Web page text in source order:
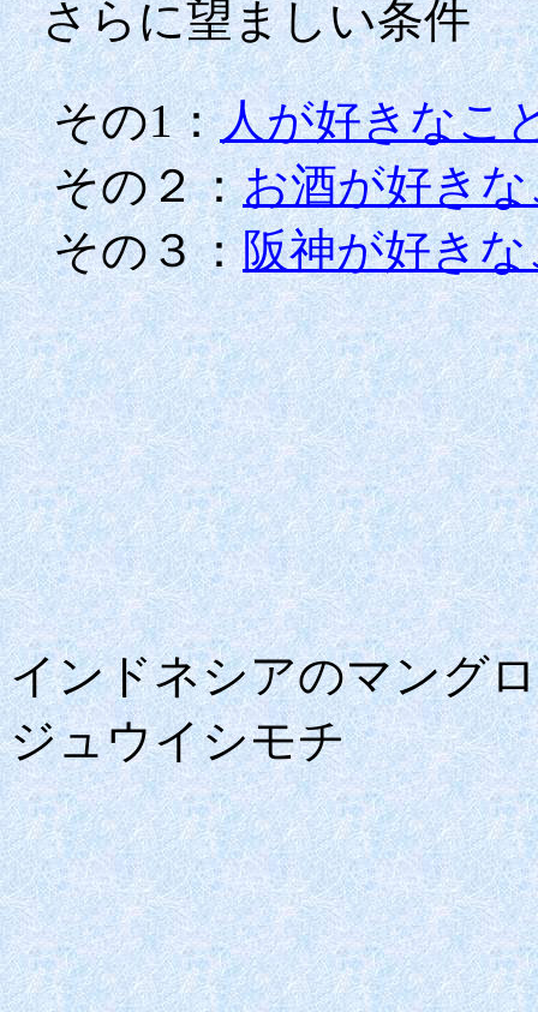
さらに望ましい条件
その1：人が好きなこ
その２：お酒が好き
その３：阪神が好き
インドネシアのマング
ジュウイシモチ